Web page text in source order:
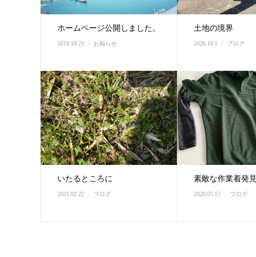
ホームページ公開しました。
2018.10.23 お知らせ
土地の境界
2020.10.1 ブログ
いたるところに
2021.02.22 ブログ
素敵な作業着発見
2020.05.15 ブログ